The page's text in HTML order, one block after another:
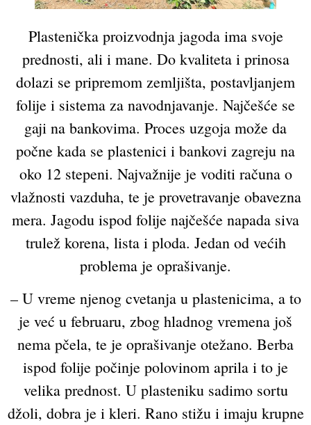
Plastenička proizvodnja jagoda ima svoje
prednosti, ali i mane. Do kvaliteta i prinosa
dolazi se pripremom zemljišta, postavljanjem
folije i sistema za navodnjavanje. Najčešće se
gaji na bankovima. Proces uzgoja može da
počne kada se plastenici i bankovi zagreju na
oko 12 stepeni. Najvažnije je voditi računa o
vlažnosti vazduha, te je provetravanje obavezna
mera. Jagodu ispod folije najčešće napada siva
trulež korena, lista i ploda. Jedan od većih
problema je oprašivanje.
– U vreme njenog cvetanja u plastenicima, a to
je već u februaru, zbog hladnog vremena još
nema pčela, te je oprašivanje otežano. Berba
ispod folije počinje polovinom aprila i to je
velika prednost. U plasteniku sadimo sortu
džoli, dobra je i kleri. Rano stižu i imaju krupne